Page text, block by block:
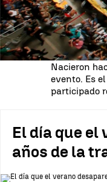
Esta
propuso la
trabajo,
histórico.
Nacieron
evento. Es
participado
El día que el
años de la